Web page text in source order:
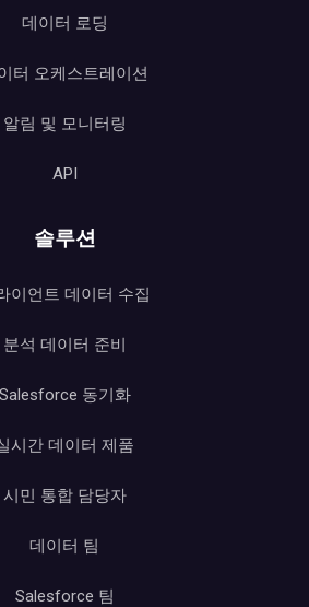
데이터 로딩
터 오케스트레이션
알림 및 모니터링
API
솔루션
이언트 데이터 수집
분석 데이터 준비
Salesforce 동기화
시간 데이터 제품
시민 통합 담당자
데이터 팀
Salesforce 팀